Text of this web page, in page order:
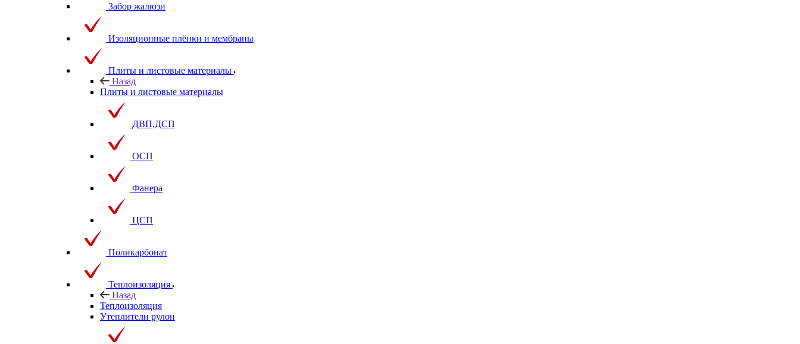
Забор жалюзи
Изоляционные плёнки и мембраны
Плиты и листовые материалы
Назад
Плиты и листовые материалы
ДВП,ДСП
ОСП
Фанера
ЦСП
Поликарбонат
Теплоизоляция
Назад
Теплоизоляция
Утеплители рулон